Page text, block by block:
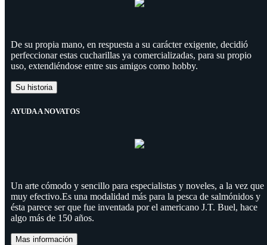
De su propia mano, en respuesta a su carácter exigente, decidió
perfeccionar estas cucharillas ya comercializadas, para su propio
uso, extendiéndose entre sus amigos como hobby.
Su historia
AYUDA A NOVATOS
Un arte cómodo y sencillo para especialistas y noveles, a la vez que
muy efectivo.Es una modalidad más para la pesca de salmónidos y
ésta parece ser que fue inventada por el americano J.T. Buel, hace
algo más de 150 años.
Mas información